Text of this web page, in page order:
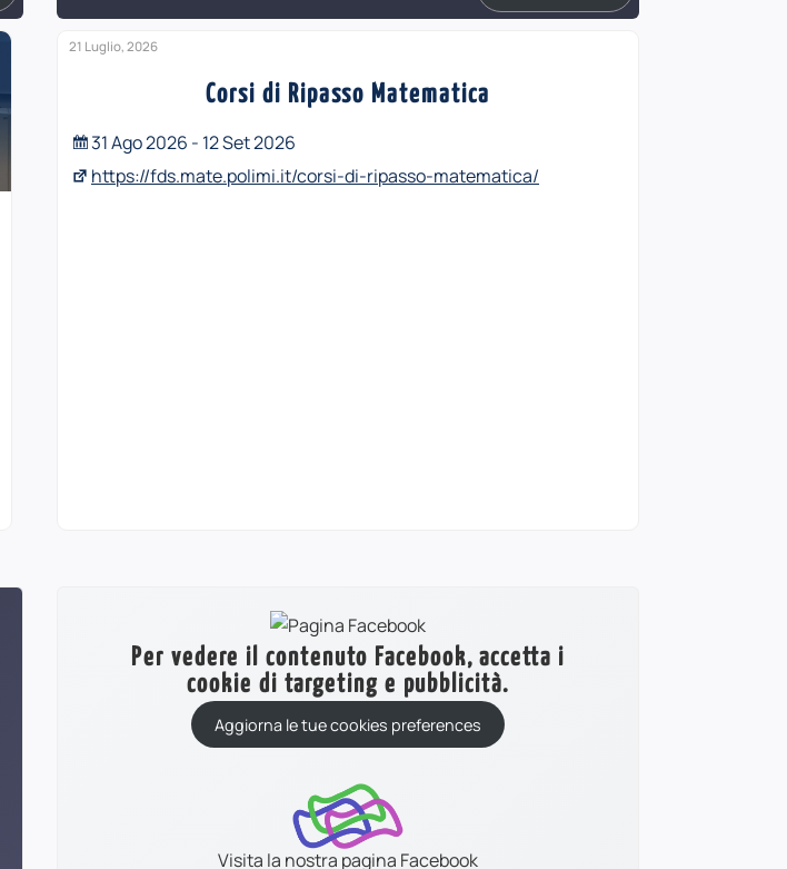
21 Luglio, 2026
Corsi di Ripasso Matematica
31 Ago 2026 - 12 Set 2026
https://fds.mate.polimi.it/corsi-di-ripasso-matematica/
Per vedere il contenuto Facebook, accetta i
cookie di targeting e pubblicità.
Aggiorna le tue cookies preferences
Visita la nostra pagina Facebook